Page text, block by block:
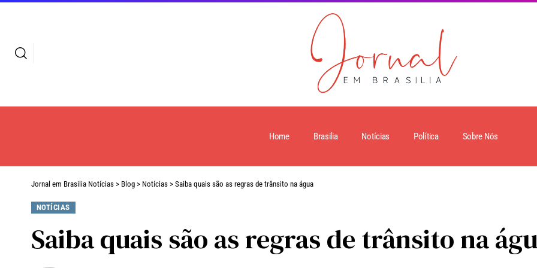
Home Brasilia Notícias Política Sobre Nós
Jornal em Brasilia Notícias > Blog > Notícias > Saiba quais são as regras de trânsito na água
NOTÍCIAS
Saiba quais são as regras de trânsito na